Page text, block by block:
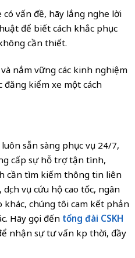
có vấn đề, hãy lắng nghe lời
để biết cách khắc phục
cần thiết.
nắm vững các kinh nghiệm
kiểm xe một cách
sẵn sàng phục vụ 24/7,
cấp sự hỗ trợ tận tình,
cần tìm kiếm thông tin liên
vụ cứu hộ cao tốc, ngân
khác, chúng tôi cam kết phản
Hãy gọi đến tổng đài CSKH
nhận sự tư vấn kịp thời, đầy